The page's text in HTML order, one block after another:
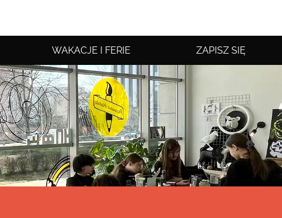
WAKACJE I FERIE ZAPISZ SIĘ